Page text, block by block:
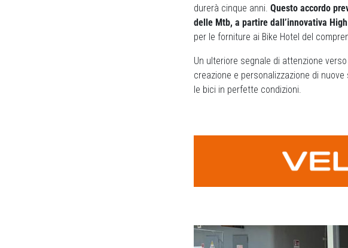
durerà cinque anni. Questo accordo
delle Mtb, a partire dall’innovativa
per le forniture ai Bike Hotel del
Un ulteriore segnale di attenzione
creazione e personalizzazione di
le bici in perfette condizioni.